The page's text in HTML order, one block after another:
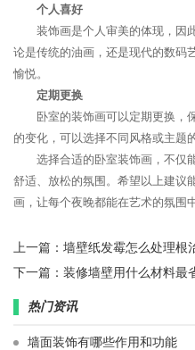
个人喜好
装饰画是个人审美的体现，因
论是传统的油画，还是现代的数码
愉悦。
定期更换
卧室的装饰画可以定期更换，
的变化，可以选择不同风格或主题
选择合适的卧室装饰画，不仅
舒适、放松的氛围。希望以上建议
画，让每个夜晚都能在艺术的氛围
上一篇： 墙壁纸发霉怎么处理根
下一篇： 装修墙壁用什么材料最
热门资讯
墙面装饰有哪些作用和功能